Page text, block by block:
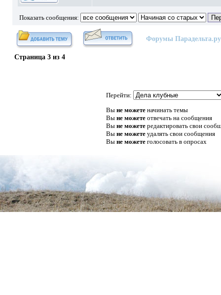
Показать сообщения:
Форумы Парадельта.ру
Страница 3из 4
Перейти:
Вы не можетеначинать темы
Вы не можетеотвечать на сообщения
Вы не можетередактировать свои
Вы не можетеудалять свои сообщения
Вы не можетеголосовать в опросах